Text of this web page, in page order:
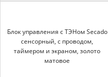
Блок управления с ТЭНом Secado
сенсорный, с проводом,
таймером и экраном, золото
матовое